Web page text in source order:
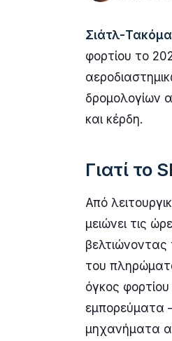
Σιάτλ-Τακόμα
φορτίου το
δρομολογίων
και κέρδη.
Γιατί το
Από
μειώνει τις
του
όγκος
εμπορεύματα
μηχανήματα